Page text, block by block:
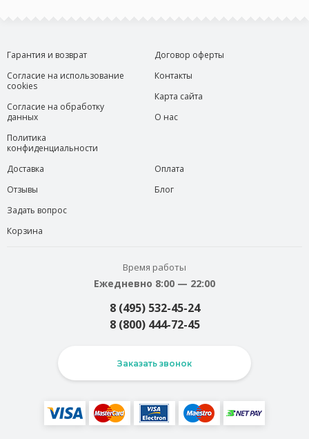
Гарантия и возврат
Согласие на использование
cookies
Согласие на обработку
данных
Политика
конфиденциальности
Договор оферты
Контакты
Карта сайта
О нас
Доставка
Отзывы
Задать вопрос
Корзина
Оплата
Блог
Время работы
Ежедневно 8:00 — 22:00
8 (495) 532-45-24
8 (800) 444-72-45
Заказать звонок